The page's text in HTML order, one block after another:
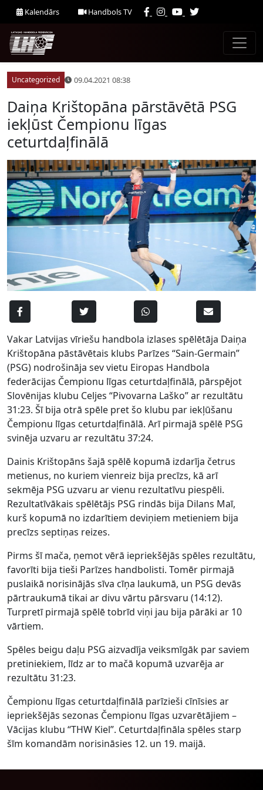
Kalendārs Handbols TV
Uncategorized 09.04.2021 08:38
Daiņa Krištopāna pārstāvētā PSG
iekļūst Čempionu līgas
ceturtdaļfinālā
Vakar Latvijas vīriešu handbola izlases spēlētāja Daiņa
Krištopāna pāstāvētais klubs Parīzes “Sain-Germain”
(PSG) nodrošināja sev vietu Eiropas Handbola
federācijas Čempionu līgas ceturtdaļfinālā, pārspējot
Slovēnijas klubu Celjes “Pivovarna Laško” ar rezultātu
31:23. Šī bija otrā spēle pret šo klubu par iekļūšanu
Čempionu līgas ceturtdaļfinālā. Arī pirmajā spēlē PSG
svinēja uzvaru ar rezultātu 37:24.
Dainis Krištopāns šajā spēlē kopumā izdarīja četrus
metienus, no kuriem vienreiz bija precīzs, kā arī
sekmēja PSG uzvaru ar vienu rezultatīvu piespēli.
Rezultatīvākais spēlētājs PSG rindās bija Dilans Maī,
kurš kopumā no izdarītiem deviņiem metieniem bija
precīzs septiņas reizes.
Pirms šī mača, ņemot vērā iepriekšējās spēles rezultātu,
favorīti bija tieši Parīzes handbolisti. Tomēr pirmajā
puslaikā norisinājās sīva cīņa laukumā, un PSG devās
pārtraukumā tikai ar divu vārtu pārsvaru (14:12).
Turpretī pirmajā spēlē tobrīd viņi jau bija pārāki ar 10
vārtiem.
Spēles beigu daļu PSG aizvadīja veiksmīgāk par saviem
pretiniekiem, līdz ar to mačā kopumā uzvarēja ar
rezultātu 31:23.
Čempionu līgas ceturtdaļfinālā parīzieši cīnīsies ar
iepriekšējās sezonas Čempionu līgas uzvarētājiem –
Vācijas klubu “THW Kiel”. Ceturtdaļfināla spēles starp
šīm komandām norisināsies 12. un 19. maijā.